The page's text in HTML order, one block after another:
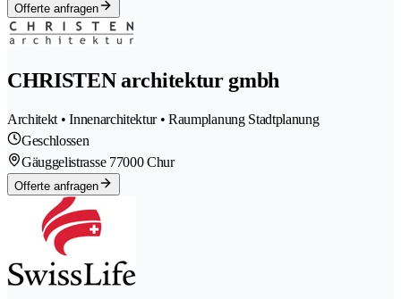
Offerte anfragen
CHRISTEN architektur gmbh
Architekt • Innenarchitektur • Raumplanung Stadtplanung
Geschlossen
Gäuggelistrasse 77000 Chur
Offerte anfragen